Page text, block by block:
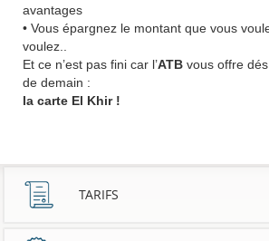
avantages
• Vous épargnez le montant que vous
voulez..
Et ce n’est pas fini car l’ATB vous offre
de demain :
la carte El Khir !
TARIFS